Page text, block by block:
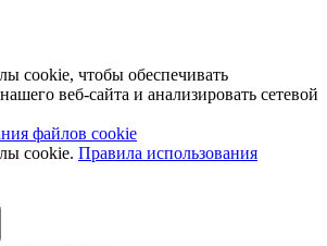
cookie, чтобы обеспечивать
веб-сайта и анализировать сетевой
файлов cookie
cookie. Правила использования